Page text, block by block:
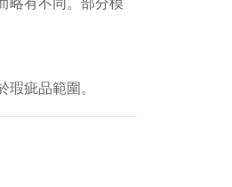
疵品範圍。